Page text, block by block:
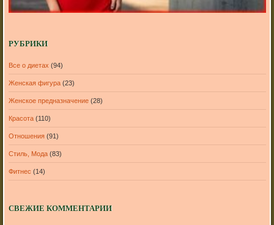
РУБРИКИ
Все о диетах (94)
Женская фигура(23)
Женское предназначение(28)
Красота(110)
Отношения(91)
Стиль, Мода(83)
Фитнес (14)
СВЕЖИЕ КОММЕНТАРИИ